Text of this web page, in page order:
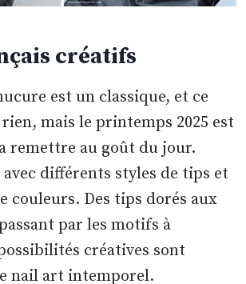
créatifs
est un classique, et ce
rien, mais le printemps 2025 est
remettre au goût du jour.
différents styles de tips et
couleurs. Des tips dorés aux
par les motifs à
créatives sont
nail art intemporel.